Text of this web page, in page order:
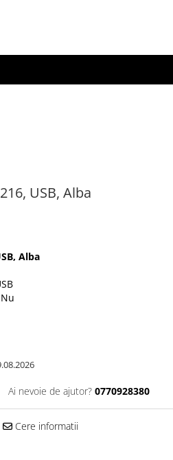
USB, Alba
Alba
Ai nevoie de ajutor? 0770928380
Cere informatii